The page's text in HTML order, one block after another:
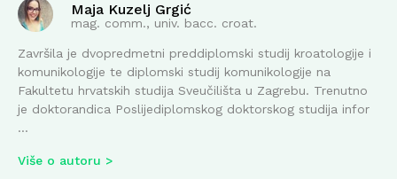
Maja Kuzelj Grgić
mag. comm., univ. bacc. croat.
Završila je dvopredmetni preddiplomski studij kroatologije i
komunikologije te diplomski studij komunikologije na
Fakultetu hrvatskih studija Sveučilišta u Zagrebu. Trenutno
je doktorandica Poslijediplomskog doktorskog studija infor
...
Više o autoru